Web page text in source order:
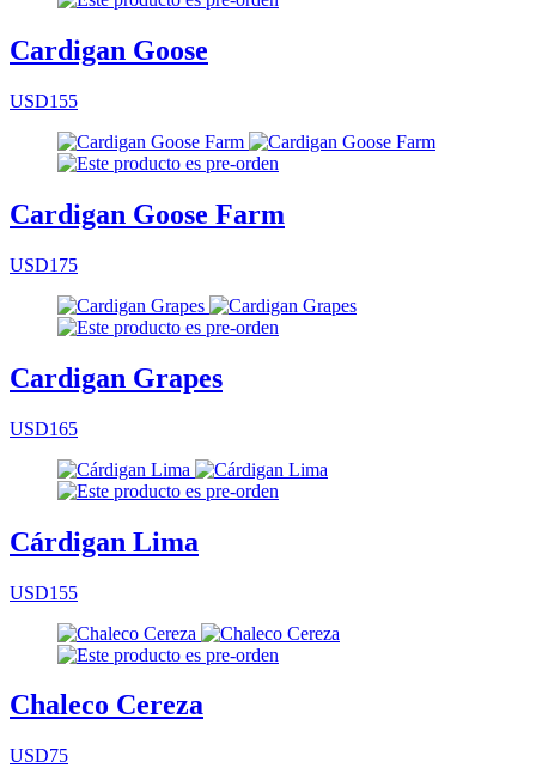
Cardigan Goose
USD155
Cardigan Goose Farm
USD175
Cardigan Grapes
USD165
Cárdigan Lima
USD155
Chaleco Cereza
USD75